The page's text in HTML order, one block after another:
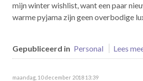
mijn winter wishlist, want een paar
warme pyjama zijn geen overbodige
Gepubliceerd in Personal Lees
maandag, 10 december 2018 13:39